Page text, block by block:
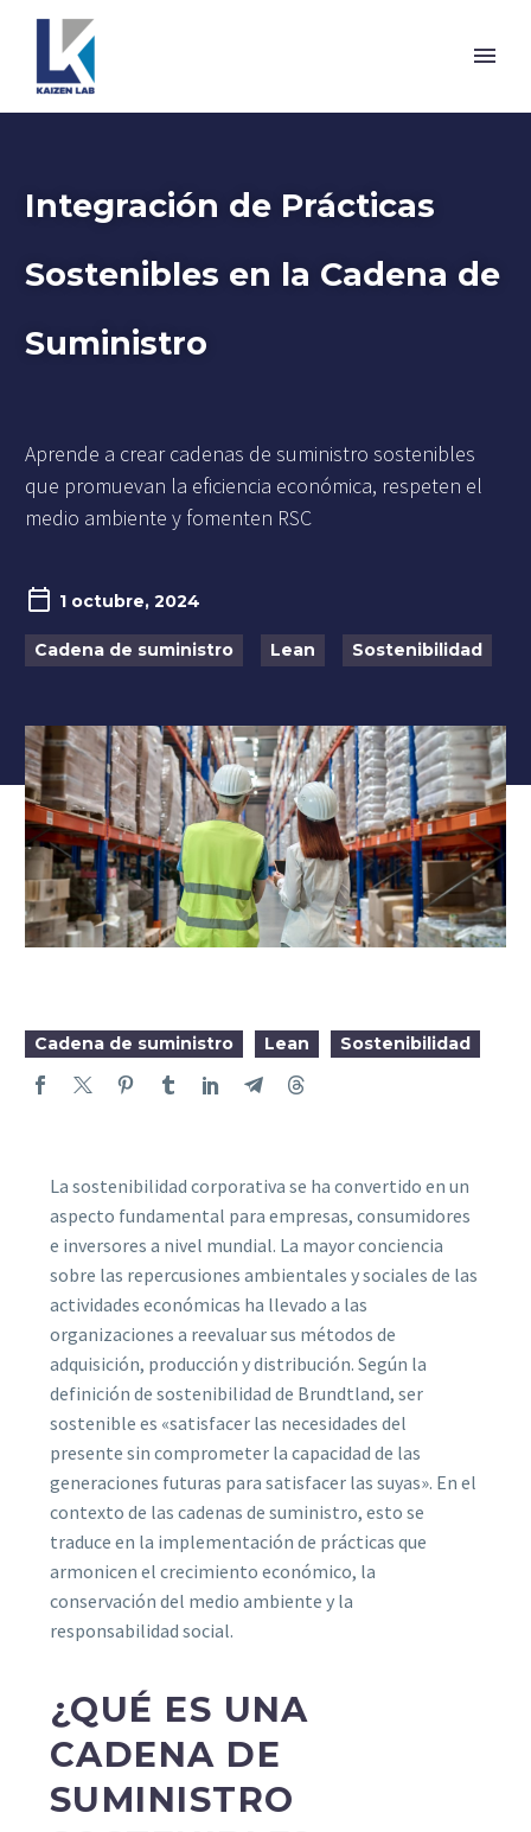
Integración de Prácticas
Sostenibles en la Cadena de
Suministro
Aprende a crear cadenas de suministro sostenibles
que promuevan la eficiencia económica, respeten el
medio ambiente y fomenten RSC
1 octubre, 2024
Cadena de suministro Lean Sostenibilidad
Cadena de suministro Lean Sostenibilidad
La sostenibilidad corporativa se ha convertido en un
aspecto fundamental para empresas, consumidores
e inversores a nivel mundial. La mayor conciencia
sobre las repercusiones ambientales y sociales de las
actividades económicas ha llevado a las
organizaciones a reevaluar sus métodos de
adquisición, producción y distribución. Según la
definición de sostenibilidad de Brundtland, ser
sostenible es «satisfacer las necesidades del
presente sin comprometer la capacidad de las
generaciones futuras para satisfacer las suyas». En el
contexto de las cadenas de suministro, esto se
traduce en la implementación de prácticas que
armonicen el crecimiento económico, la
conservación del medio ambiente y la
responsabilidad social.
¿QUÉ ES UNA
CADENA DE
SUMINISTRO